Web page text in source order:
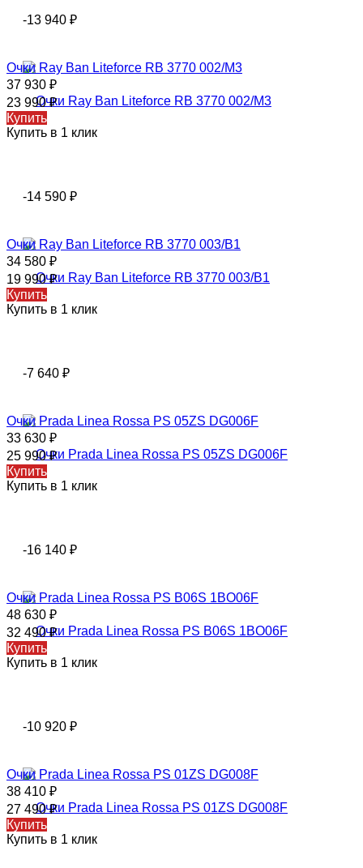
-13 940 ₽
Oчки Rаy Ваn Liteforce RB 3770 002/M3
37 930 ₽
23 990₽
Купить
Купить в 1 клик
-14 590 ₽
Oчки Rаy Ваn Liteforce RB 3770 003/B1
34 580 ₽
19 990₽
Купить
Купить в 1 клик
-7 640 ₽
Очки Prada Linea Rossa PS 05ZS DG006F
33 630 ₽
25 990₽
Купить
Купить в 1 клик
-16 140 ₽
Очки Prada Linea Rossa PS B06S 1BO06F
48 630 ₽
32 490₽
Купить
Купить в 1 клик
-10 920 ₽
Очки Prada Linea Rossa PS 01ZS DG008F
38 410 ₽
27 490₽
Купить
Купить в 1 клик